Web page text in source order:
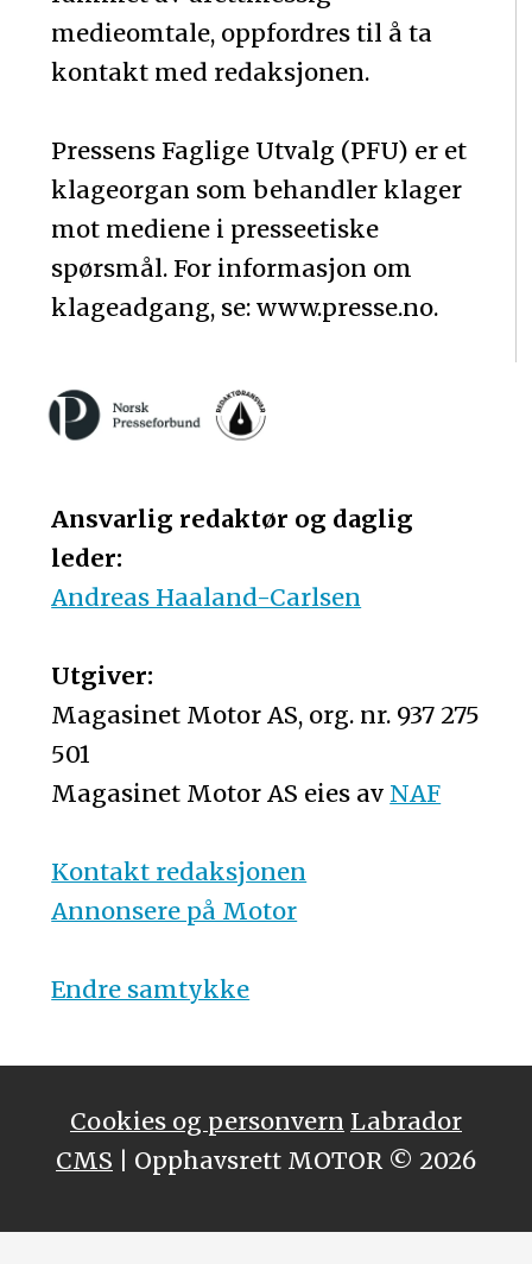
medieomtale, oppfordres til å ta
kontakt med redaksjonen.
Pressens Faglige Utvalg (PFU) er et
klageorgan som behandler klager
mot mediene i presseetiske
spørsmål. For informasjon om
klageadgang, se: www.presse.no.
Ansvarlig redaktør og daglig
leder:
Andreas Haaland-Carlsen
Utgiver:
Magasinet Motor AS, org. nr. 937 275
501
Magasinet Motor AS eies av NAF
Kontakt redaksjonen
Annonsere på Motor
Endre samtykke
Cookies og personvern Labrador
CMS | Opphavsrett MOTOR © 2026